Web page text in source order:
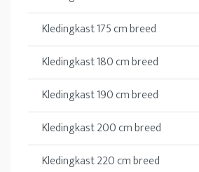
Kledingkast 175 cm breed
Kledingkast 180 cm breed
Kledingkast 190 cm breed
Kledingkast 200 cm breed
Kledingkast 220 cm breed